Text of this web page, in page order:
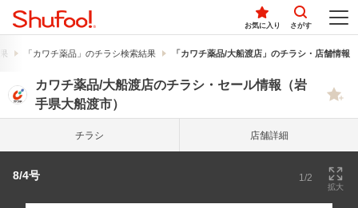
お気に入り さがす
「カワチ薬品」のチラシ検索結果 「カワチ薬品/大船渡店」のチラシ・店舗情報
カワチ薬品/大船渡店のチラシ・セール情報（岩
手県大船渡市）
チラシ 店舗詳細
8/4号 1/2
拡大